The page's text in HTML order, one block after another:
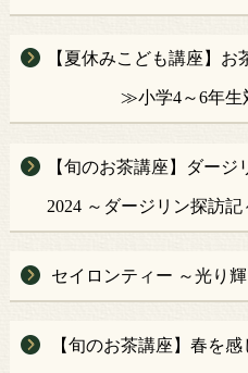
【夏休みこども講座】
≫小学4～6年生
【旬のお茶講座】ダージ
2024 ～ダージリン探訪記
セイロンティー ～光り
【旬のお茶講座】春を